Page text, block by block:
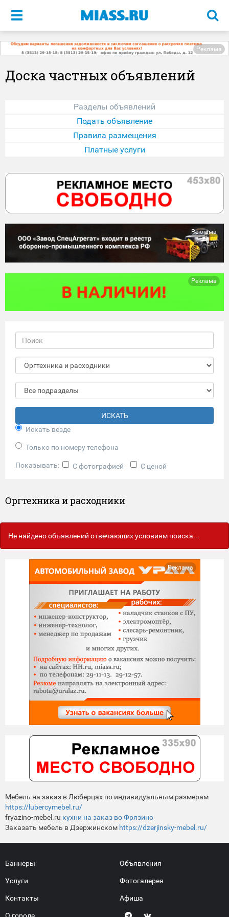
Меню
Реклама
Доска частных объявлений
Разделы объявлений
Подать объявление
Правила размещения
Платные услуги
Реклама
Реклама
ИСКАТЬ
Искать везде
Только по номеру телефона
Показывать: С фотографией С ценой
Оргтехника и расходники
Не найдено объявлений отвечающих условиям поиска...
Реклама
Мебель на заказ в Люберцах по индивидуальным размерам
https://lubercymebel.ru/
fryazino-mebel.ru кухни на заказ во Фрязино
Заказать мебель в Дзержинском https://dzerjinsky-mebel.ru/
Баннеры
Услуги
Контакты
О городе
Объявления
Фотогалерея
Афиша